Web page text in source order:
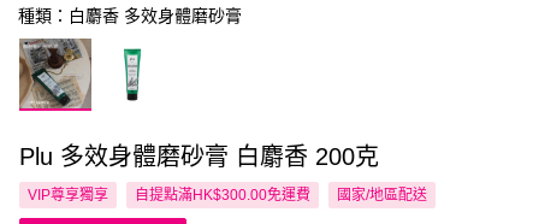
種類：白麝香 多效身體磨砂膏
Plu 多效身體磨砂膏 白麝香 200克
VIP尊享獨享 自提點滿HK$300.00免運費 國家/地區配送